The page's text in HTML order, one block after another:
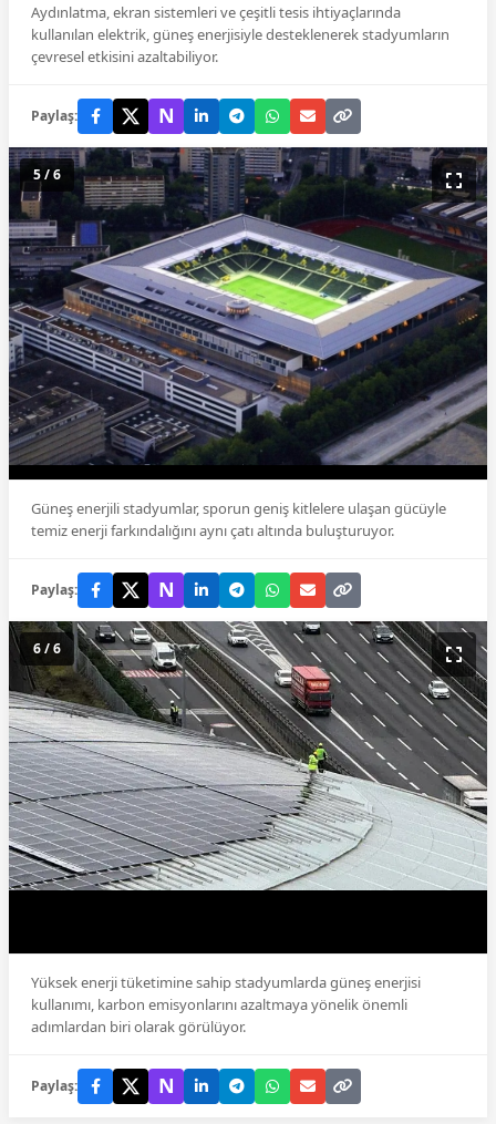
Aydınlatma, ekran sistemleri ve çeşitli tesis ihtiyaçlarında
kullanılan elektrik, güneş enerjisiyle desteklenerek stadyumların
çevresel etkisini azaltabiliyor.
Paylaş: N
5 / 6
Güneş enerjili stadyumlar, sporun geniş kitlelere ulaşan gücüyle
temiz enerji farkındalığını aynı çatı altında buluşturuyor.
Paylaş: N
6 / 6
Yüksek enerji tüketimine sahip stadyumlarda güneş enerjisi
kullanımı, karbon emisyonlarını azaltmaya yönelik önemli
adımlardan biri olarak görülüyor.
Paylaş: N